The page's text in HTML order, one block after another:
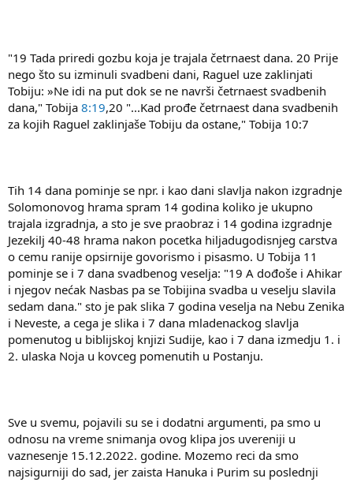
"19 Tada priredi gozbu koja je trajala četrnaest dana. 20 Prije
nego što su izminuli svadbeni dani, Raguel uze zaklinjati
Tobiju: »Ne idi na put dok se ne navrši četrnaest svadbenih
dana," Tobija 8:19,20 "...Kad prođe četrnaest dana svadbenih
za kojih Raguel zaklinjaše Tobiju da ostane," Tobija 10:7
Tih 14 dana pominje se npr. i kao dani slavlja nakon izgradnje
Solomonovog hrama spram 14 godina koliko je ukupno
trajala izgradnja, a sto je sve praobraz i 14 godina izgradnje
Jezekilj 40-48 hrama nakon pocetka hiljadugodisnjeg carstva
o cemu ranije opsirnije govorismo i pisasmo. U Tobija 11
pominje se i 7 dana svadbenog veselja: "19 A dođoše i Ahikar
i njegov nećak Nasbas pa se Tobijina svadba u veselju slavila
sedam dana." sto je pak slika 7 godina veselja na Nebu Zenika
i Neveste, a cega je slika i 7 dana mladenackog slavlja
pomenutog u biblijskoj knjizi Sudije, kao i 7 dana izmedju 1. i
2. ulaska Noja u kovceg pomenutih u Postanju.
Sve u svemu, pojavili su se i dodatni argumenti, pa smo u
odnosu na vreme snimanja ovog klipa jos uvereniji u
vaznesenje 15.12.2022. godine. Mozemo reci da smo
najsigurniji do sad, jer zaista Hanuka i Purim su poslednji